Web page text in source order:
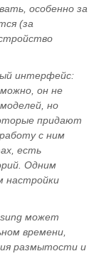
особенно за
(за
интерфейс:
он не
но
придают
с ним
есть
Одним
настройки
может
времени,
размытости и